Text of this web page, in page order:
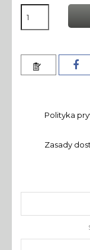
Polityka
Zasady